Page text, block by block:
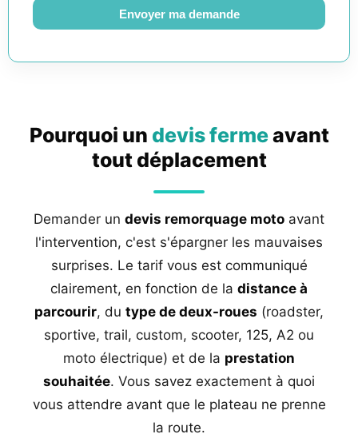
Envoyer ma demande
Pourquoi un devis fermeavant
tout déplacement
Demander un devis remorquage moto avant
l'intervention, c'est s'épargner les mauvaises
surprises. Le tarif vous est communiqué
clairement, en fonction de la distance à
parcourir, du type de deux-roues (roadster,
sportive, trail, custom, scooter, 125, A2 ou
moto électrique) et de la prestation
souhaitée. Vous savez exactement à quoi
vous attendre avant que le plateau ne prenne
la route.